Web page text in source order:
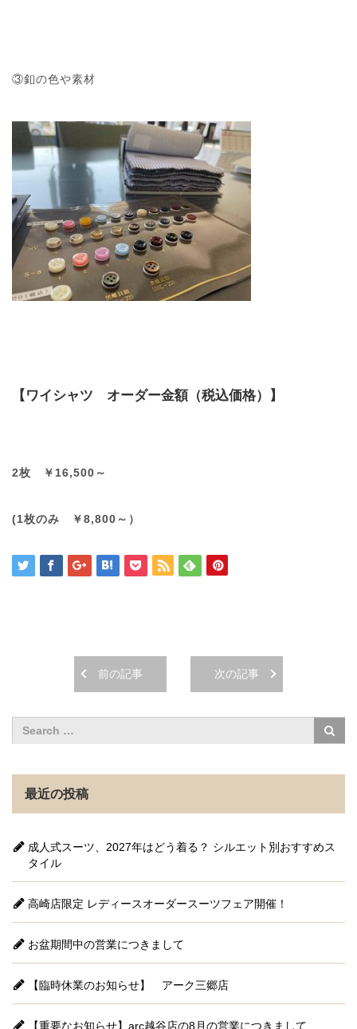
③釦の色や素材
【ワイシャツ オーダー金額（税込価格）】
2枚 ￥16,500～
(1枚のみ ￥8,800～）
前の記事 次の記事
最近の投稿
成人式スーツ、2027年はどう着る？ シルエット別おすすめス
タイル
高崎店限定 レディースオーダースーツフェア開催！
お盆期間中の営業につきまして
【臨時休業のお知らせ】 アーク三郷店
【重要なお知らせ】arc越谷店の8月の営業につきまして